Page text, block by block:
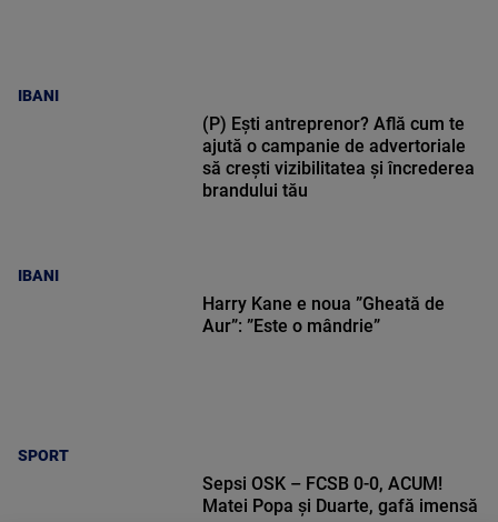
IBANI
IBANI
(P) Ești antreprenor? Află cum te
ajută o campanie de advertoriale
să crești vizibilitatea și încrederea
brandului tău
SPORT
Harry Kane e noua ”Gheată de
Aur”: ”Este o mândrie”
Sepsi OSK – FCSB 0-0, ACUM!
Matei Popa și Duarte, gafă imensă